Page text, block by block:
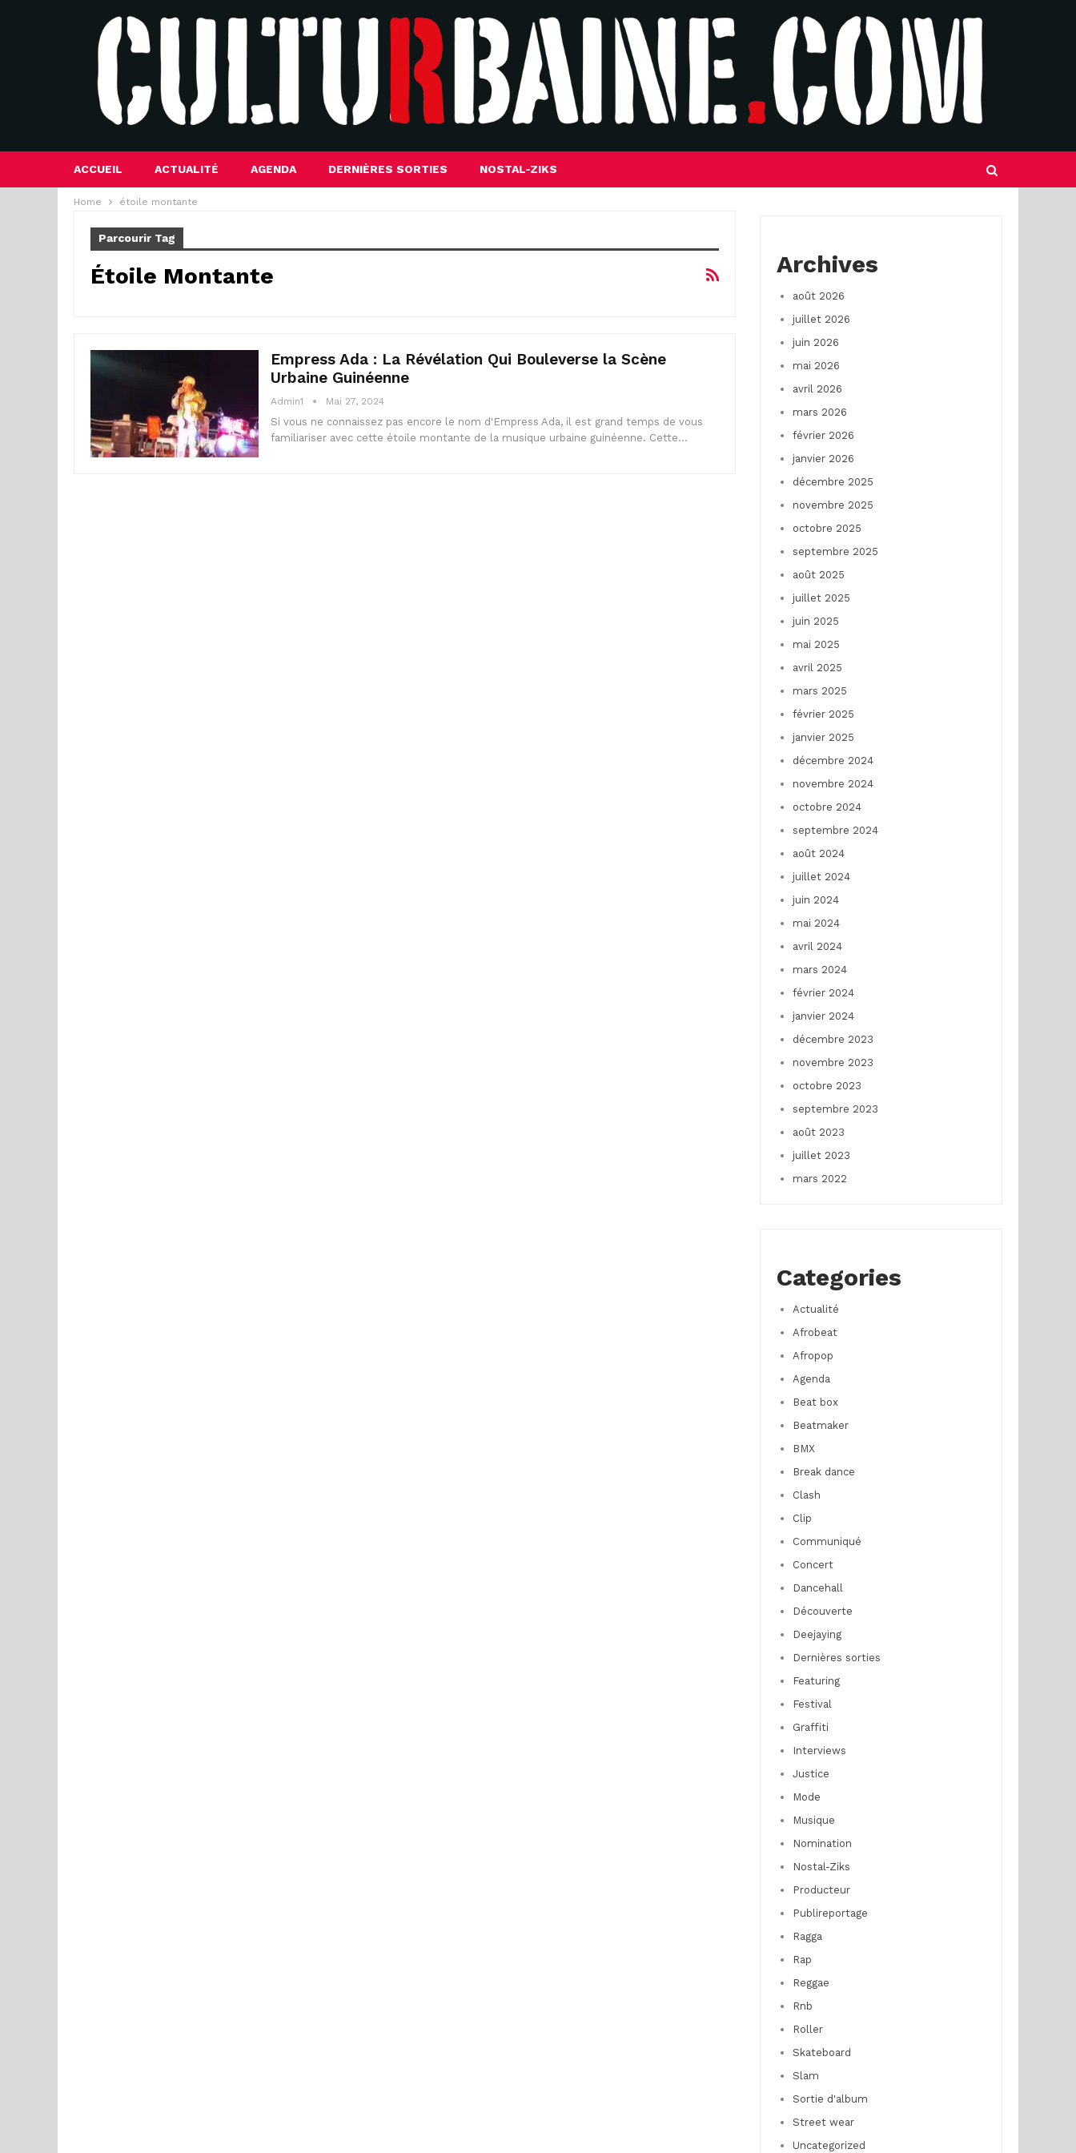
ACCUEIL ACTUALITÉ AGENDA DERNIÈRES SORTIES NOSTAL-ZIKS
Home étoile montante
Parcourir Tag
Étoile Montante
Empress Ada : La Révélation Qui Bouleverse la Scène
Urbaine Guinéenne
Admin1 Mai 27, 2024
Si vous ne connaissez pas encore le nom d'Empress Ada, il est grand temps de vous
familiariser avec cette étoile montante de la musique urbaine guinéenne. Cette…
Archives
août 2026
juillet 2026
juin 2026
mai 2026
avril 2026
mars 2026
février 2026
janvier 2026
décembre 2025
novembre 2025
octobre 2025
septembre 2025
août 2025
juillet 2025
juin 2025
mai 2025
avril 2025
mars 2025
février 2025
janvier 2025
décembre 2024
novembre 2024
octobre 2024
septembre 2024
août 2024
juillet 2024
juin 2024
mai 2024
avril 2024
mars 2024
février 2024
janvier 2024
décembre 2023
novembre 2023
octobre 2023
septembre 2023
août 2023
juillet 2023
mars 2022
Categories
Actualité
Afrobeat
Afropop
Agenda
Beat box
Beatmaker
BMX
Break dance
Clash
Clip
Communiqué
Concert
Dancehall
Découverte
Deejaying
Dernières sorties
Featuring
Festival
Graffiti
Interviews
Justice
Mode
Musique
Nomination
Nostal-Ziks
Producteur
Publireportage
Ragga
Rap
Reggae
Rnb
Roller
Skateboard
Slam
Sortie d'album
Street wear
Uncategorized